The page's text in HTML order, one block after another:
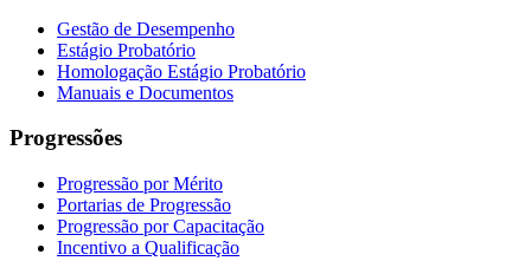
Gestão de Desempenho
Estágio Probatório
Homologação Estágio Probatório
Manuais e Documentos
Progressões
Progressão por Mérito
Portarias de Progressão
Progressão por Capacitação
Incentivo a Qualificação